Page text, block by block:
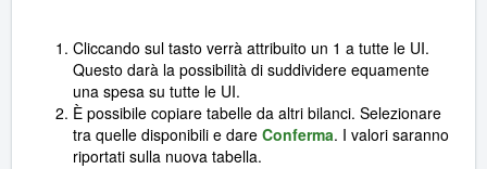
Cliccando sul tasto verrà attribuito un 1 a tutte le UI.
Questo darà la possibilità di suddividere equamente
una spesa su tutte le UI.
È possibile copiare tabelle da altri bilanci. Selezionare
tra quelle disponibili e dare Conferma. I valori saranno
riportati sulla nuova tabella.